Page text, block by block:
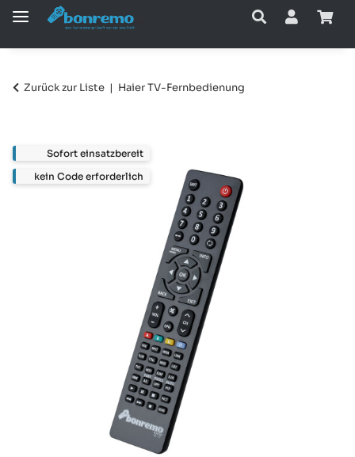
Zurück zur Liste Haier TV-Fernbedienung